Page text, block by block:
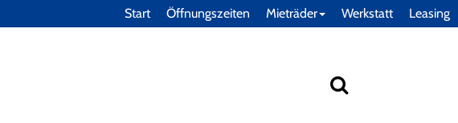
Start Öffnungszeiten Mieträder Werkstatt Leasing